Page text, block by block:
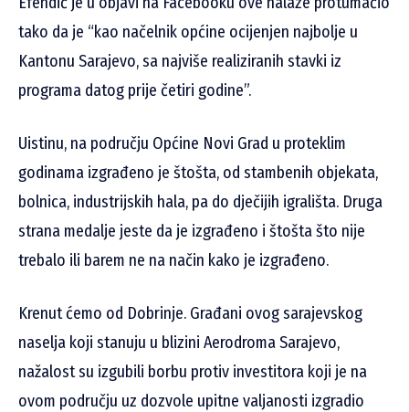
tako da je “kao načelnik općine ocijenjen najbolje u
Kantonu Sarajevo, sa najviše realiziranih stavki iz
programa datog prije četiri godine”.
Uistinu, na području Općine Novi Grad u proteklim
godinama izgrađeno je štošta, od stambenih objekata,
bolnica, industrijskih hala, pa do dječijih igrališta. Druga
strana medalje jeste da je izgrađeno i štošta što nije
trebalo ili barem ne na način kako je izgrađeno.
Krenut ćemo od Dobrinje. Građani ovog sarajevskog
naselja koji stanuju u blizini Aerodroma Sarajevo,
nažalost su izgubili borbu protiv investitora koji je na
ovom području uz dozvole upitne valjanosti izgradio